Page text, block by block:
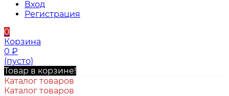
Вход
Регистрация
0
Корзина
0 ₽
(пусто)
Товар в корзине!
Каталог товаров
Каталог товаров